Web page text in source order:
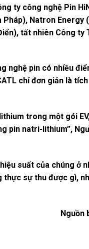
ty công nghệ Pin
Natron Energy
tất nhiên Công ty
nghệ pin có nhiều
chỉ đơn giản là
trong một gói
pin natri-lithium”,
suất của chúng ở
thực sự thu được gì,
Nguồn